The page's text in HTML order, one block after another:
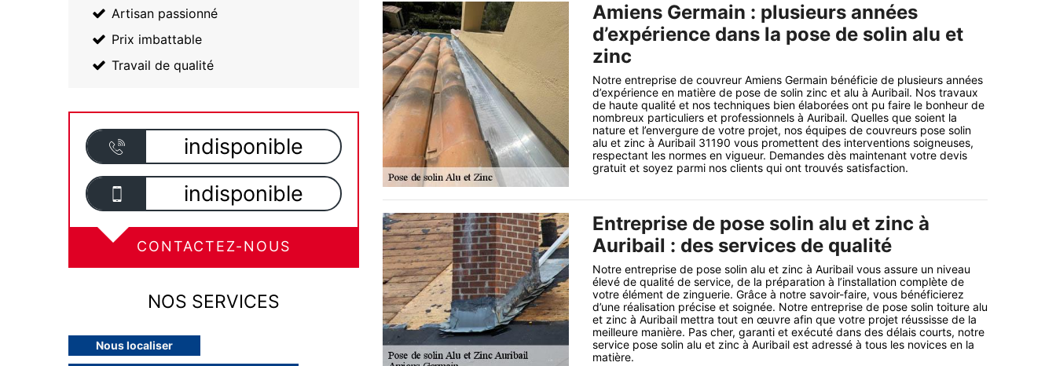
Artisan passionné
Prix imbattable
Travail de qualité
indisponible
indisponible
CONTACTEZ-NOUS
NOS SERVICES
Nous localiser
Amiens Germain : plusieurs années
d’expérience dans la pose de solin alu et
zinc
Notre entreprise de couvreur Amiens Germain bénéficie de plusieurs années
d’expérience en matière de pose de solin zinc et alu à Auribail. Nos travaux
de haute qualité et nos techniques bien élaborées ont pu faire le bonheur de
nombreux particuliers et professionnels à Auribail. Quelles que soient la
nature et l’envergure de votre projet, nos équipes de couvreurs pose solin
alu et zinc à Auribail 31190 vous promettent des interventions soigneuses,
respectant les normes en vigueur. Demandes dès maintenant votre devis
gratuit et soyez parmi nos clients qui ont trouvés satisfaction.
Entreprise de pose solin alu et zinc à
Auribail : des services de qualité
Notre entreprise de pose solin alu et zinc à Auribail vous assure un niveau
élevé de qualité de service, de la préparation à l’installation complète de
votre élément de zinguerie. Grâce à notre savoir-faire, vous bénéficierez
d’une réalisation précise et soignée. Notre entreprise de pose solin toiture alu
et zinc à Auribail mettra tout en œuvre afin que votre projet réussisse de la
meilleure manière. Pas cher, garanti et exécuté dans des délais courts, notre
service pose solin alu et zinc à Auribail est adressé à tous les novices en la
matière.